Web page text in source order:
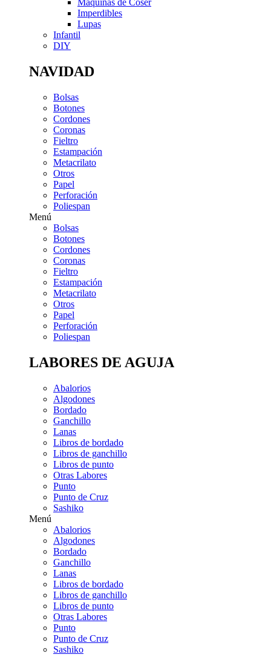
Máquinas de Coser
Imperdibles
Lupas
Infantil
DIY
NAVIDAD
Bolsas
Botones
Cordones
Coronas
Fieltro
Estampación
Metacrilato
Otros
Papel
Perforación
Poliespan
Menú
Bolsas
Botones
Cordones
Coronas
Fieltro
Estampación
Metacrilato
Otros
Papel
Perforación
Poliespan
LABORES DE AGUJA
Abalorios
Algodones
Bordado
Ganchillo
Lanas
Libros de bordado
Libros de ganchillo
Libros de punto
Otras Labores
Punto
Punto de Cruz
Sashiko
Menú
Abalorios
Algodones
Bordado
Ganchillo
Lanas
Libros de bordado
Libros de ganchillo
Libros de punto
Otras Labores
Punto
Punto de Cruz
Sashiko